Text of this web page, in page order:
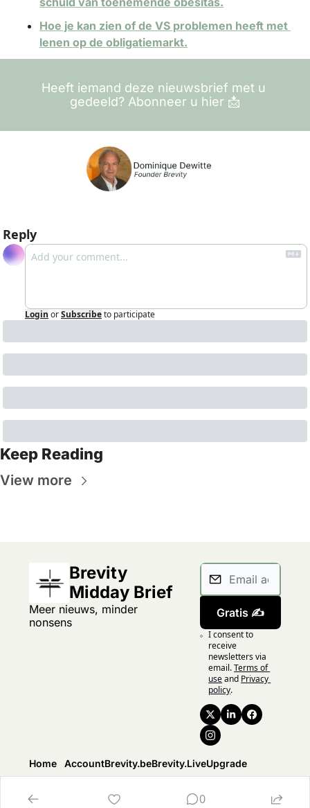
Hoe je kan zien of de VS problemen heeft met
lenen op de obligatiemarkt.
Heeft iemand deze nieuwsbrief met u
gedeeld? Abonneer u hier 📩
Reply
Login orSubscribeto participate
Keep Reading
View more
Brevity
Midday Brief
Meer nieuws, minder
nonsens
Gratis ✍️
I consent to
receive
newsletters via
email.Terms of
useand Privacy
policy.
Home
Posts
Authors
Account
Upgrade
Brevity.be
Over ons
Brevity.Live
Brevity.Live
Upgrade
Upgrade
0